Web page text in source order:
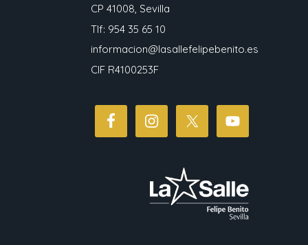
CP 41008, Sevilla
Tlf: 954 35 65 10
informacion@lasallefelipebenito.es
CIF R4100253F